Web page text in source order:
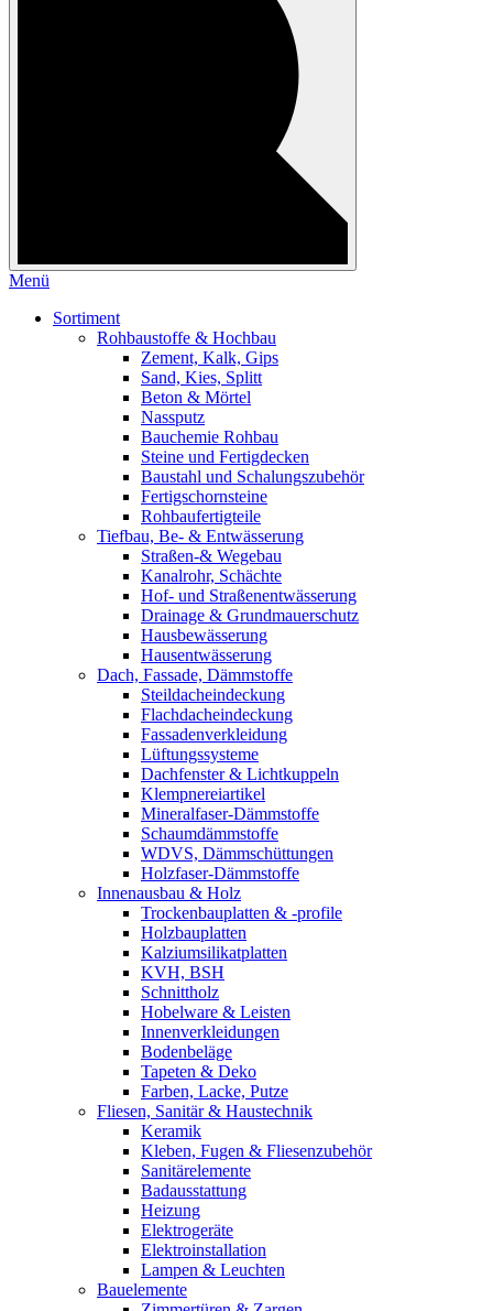
Menü
Sortiment
Rohbaustoffe & Hochbau
Zement, Kalk, Gips
Sand, Kies, Splitt
Beton & Mörtel
Nassputz
Bauchemie Rohbau
Steine und Fertigdecken
Baustahl und Schalungszubehör
Fertigschornsteine
Rohbaufertigteile
Tiefbau, Be- & Entwässerung
Straßen-& Wegebau
Kanalrohr, Schächte
Hof- und Straßenentwässerung
Drainage & Grundmauerschutz
Hausbewässerung
Hausentwässerung
Dach, Fassade, Dämmstoffe
Steildacheindeckung
Flachdacheindeckung
Fassadenverkleidung
Lüftungssysteme
Dachfenster & Lichtkuppeln
Klempnereiartikel
Mineralfaser-Dämmstoffe
Schaumdämmstoffe
WDVS, Dämmschüttungen
Holzfaser-Dämmstoffe
Innenausbau & Holz
Trockenbauplatten & -profile
Holzbauplatten
Kalziumsilikatplatten
KVH, BSH
Schnittholz
Hobelware & Leisten
Innenverkleidungen
Bodenbeläge
Tapeten & Deko
Farben, Lacke, Putze
Fliesen, Sanitär & Haustechnik
Keramik
Kleben, Fugen & Fliesenzubehör
Sanitärelemente
Badausstattung
Heizung
Elektrogeräte
Elektroinstallation
Lampen & Leuchten
Bauelemente